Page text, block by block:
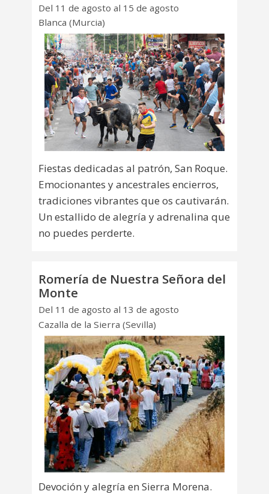
Del 11 de agosto al 15 de agosto
Blanca (Murcia)
Fiestas dedicadas al patrón, San Roque.
Emocionantes y ancestrales encierros,
tradiciones vibrantes que os cautivarán.
Un estallido de alegría y adrenalina que
no puedes perderte.
Romería de Nuestra Señora del
Monte
Del 11 de agosto al 13 de agosto
Cazalla de la Sierra (Sevilla)
Devoción y alegría en Sierra Morena.